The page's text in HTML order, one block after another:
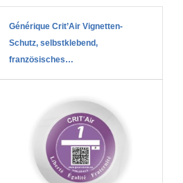
Générique Crit’Air Vignetten-
Schutz, selbstklebend,
französisches…